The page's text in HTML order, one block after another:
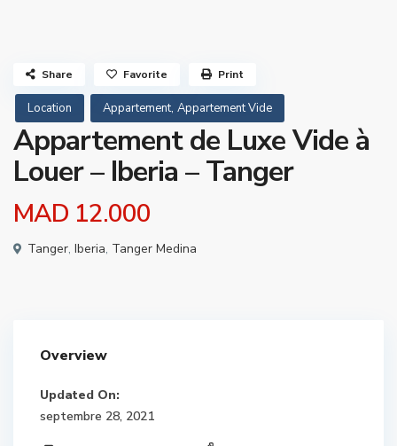
Location Appartement, Appartement Vide
Appartement de Luxe Vide à
Louer – Iberia – Tanger
MAD 12.000
Tanger, Iberia, Tanger Medina
Share Favorite Print
Overview
Updated On:
septembre 28, 2021